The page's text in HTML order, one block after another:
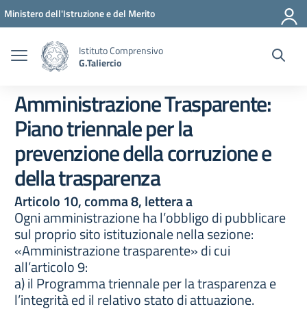
Vai ai contenuti
Vai al menu di navigazione
Vai al footer
Ministero dell'Istruzione e del Merito
Istituto Comprensivo
G.Taliercio
Amministrazione Trasparente:
Piano triennale per la
prevenzione della corruzione e
della trasparenza
Articolo 10, comma 8, lettera a
Ogni amministrazione ha l’obbligo di pubblicare
sul proprio sito istituzionale nella sezione:
«Amministrazione trasparente» di cui
all’articolo 9:
a) il Programma triennale per la trasparenza e
l’integrità ed il relativo stato di attuazione.